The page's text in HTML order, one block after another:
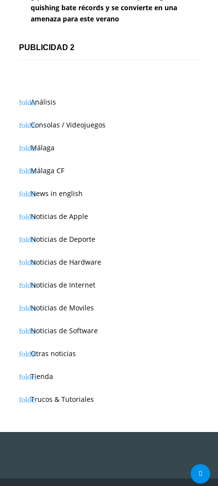
n
a
quishing bate récords y se convierte en una
amenaza para este verano
PUBLICIDAD 2
Análisis
Consolas / Videojuegos
Málaga
Málaga CF
News in english
Noticias de Apple
Noticias de Deporte
Noticias de Hardware
Noticias de Internet
Noticias de Moviles
Noticias de Software
Otras noticias
Tienda
Trucos & Tutoriales